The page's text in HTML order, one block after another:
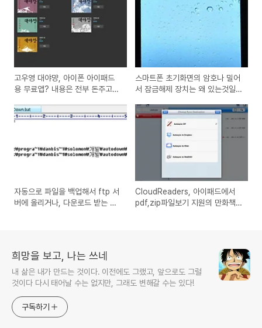
고우영 대야먕, 아이폰 아이패드
용 무료앱? 내용은 전부 돈주고
그린 만화책 뷰어앱
스마트폰 초기화면의 암호나 밀어
서 잠금해제 장치는 왜 있는것일
자동으로 파일을 백업해서 ftp 서
버에 올리거나, 다운로드 받는 배
CloudReaders, 아이패드에서
pdf,zip파일보기 지원의 만화책
희망을 보고, 나는 쓰네
내 삶은 내가 만드는 것이다. 이전에도 그랬고, 앞으로도 그럴
것이다 다시 태어날 수는 없지만, 그래도 변해갈 수는 있다!
구독하기